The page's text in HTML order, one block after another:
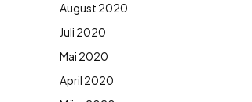
August 2020
Juli 2020
Mai 2020
April 2020